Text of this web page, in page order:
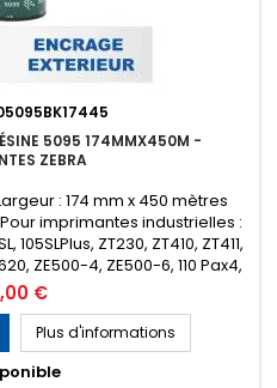
5095 174MMX450M -
ZEBRA
: 174 mm x 450 mètres
imprimantes industrielles :
105SLPlus, ZT230, ZT410, ZT411,
ZE500-4, ZE500-6, 110 Pax4,
220Xi4 etc... Encrage : Extérieur
de 6 rubans (Prix de la...
€
Plus d'informations